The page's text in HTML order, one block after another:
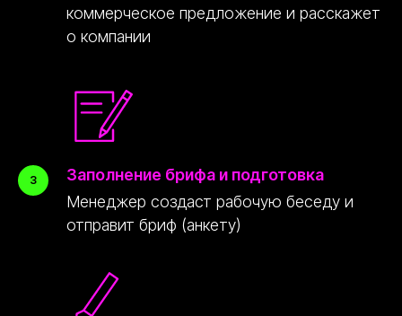
коммерческое предложение и расскажет
о компании
Заполнение брифа и подготовка
Менеджер создаст рабочую беседу и
отправит бриф (анкету)
Написать в Телеграм